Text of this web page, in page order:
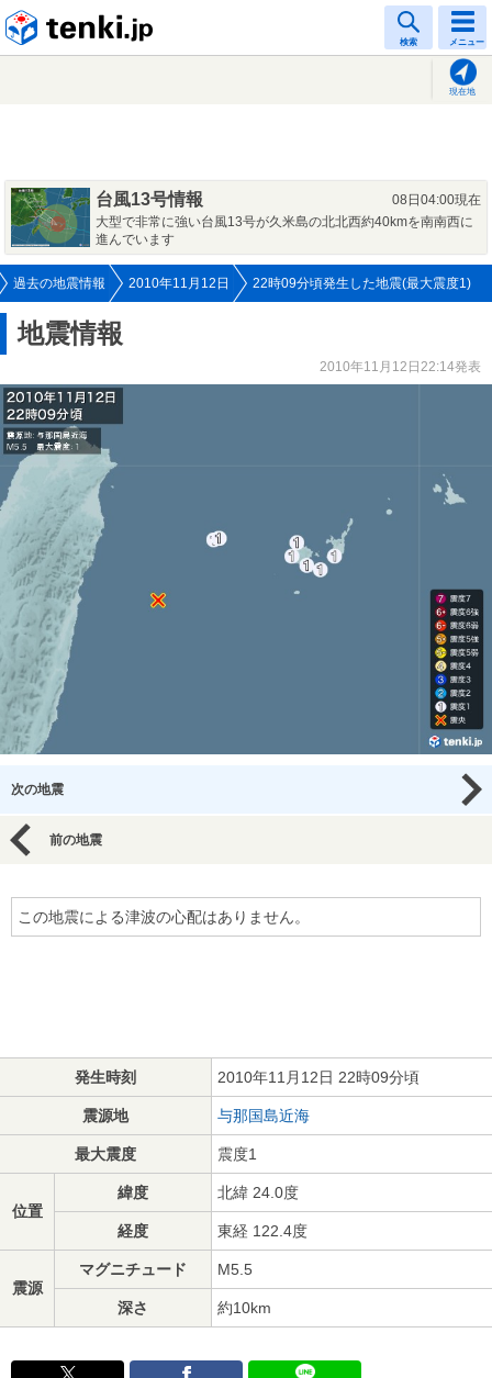
検索 メニュー
現在地
台風13号情報
08日04:00現在
大型で非常に強い台風13号が久米島の北北西約40kmを南南西に
進んでいます
過去の地震情報 2010年11月12日 22時09分頃発生した地震(最大震度1)
地震情報
2010年11月12日22:14発表
次の地震
前の地震
この地震による津波の心配はありません。
発生時刻 2010年11月12日 22時09分頃
震源地 与那国島近海
最大震度 震度1
位置
緯度 北緯 24.0度
経度 東経 122.4度
震源
マグニチュード M5.5
深さ 約10km